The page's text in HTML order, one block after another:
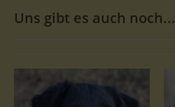
Uns gibt es auch noch...